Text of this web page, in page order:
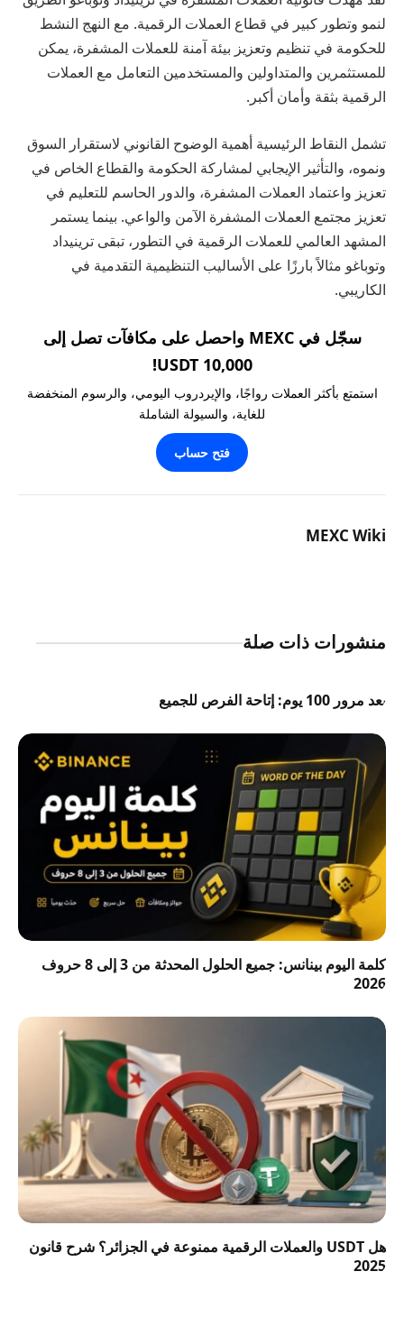
لنمو وتطور كبير في قطاع العملات الرقمية. مع النهج النشط
للحكومة في تنظيم وتعزيز بيئة آمنة للعملات المشفرة، يمكن
للمستثمرين والمتداولين والمستخدمين التعامل مع العملات
الرقمية بثقة وأمان أكبر.
تشمل النقاط الرئيسية أهمية الوضوح القانوني لاستقرار السوق
ونموه، والتأثير الإيجابي لمشاركة الحكومة والقطاع الخاص في
تعزيز واعتماد العملات المشفرة، والدور الحاسم للتعليم في
تعزيز مجتمع العملات المشفرة الآمن والواعي. بينما يستمر
المشهد العالمي للعملات الرقمية في التطور، تبقى ترينيداد
وتوباغو مثالاً بارزًا على الأساليب التنظيمية التقدمية في
الكاريبي.
سجّل في MEXC واحصل على مكافآت تصل إلى
10,000 USDT!
استمتع بأكثر العملات رواجًا، والإيردروب اليومي، والرسوم المنخفضة
للغاية، والسيولة الشاملة
فتح حساب
MEXC Wiki
منشورات ذات صلة
بعد مرور 100 يوم: إتاحة الفرص للجميع
كلمة اليوم بينانس: جميع الحلول المحدثة من 3 إلى 8 حروف
2026
هل USDT والعملات الرقمية ممنوعة في الجزائر؟ شرح قانون
2025